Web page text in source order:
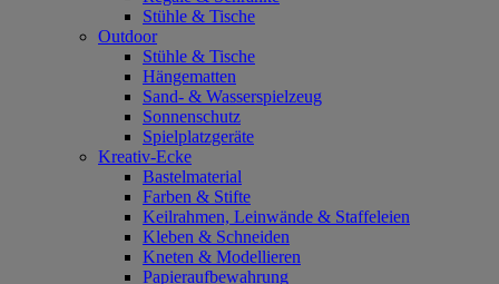
Stühle & Tische
Outdoor
Stühle & Tische
Hängematten
Sand- & Wasserspielzeug
Sonnenschutz
Spielplatzgeräte
Kreativ-Ecke
Bastelmaterial
Farben & Stifte
Keilrahmen, Leinwände & Staffeleien
Kleben & Schneiden
Kneten & Modellieren
Papieraufbewahrung